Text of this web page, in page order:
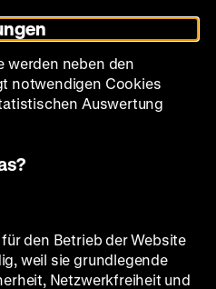
- 00.00 Uhr
Lorenzo
werden neben den
notwendigen Cookies
Auswertung
den Betrieb der Website
weil sie grundlegende
Netzwerkfreiheit und